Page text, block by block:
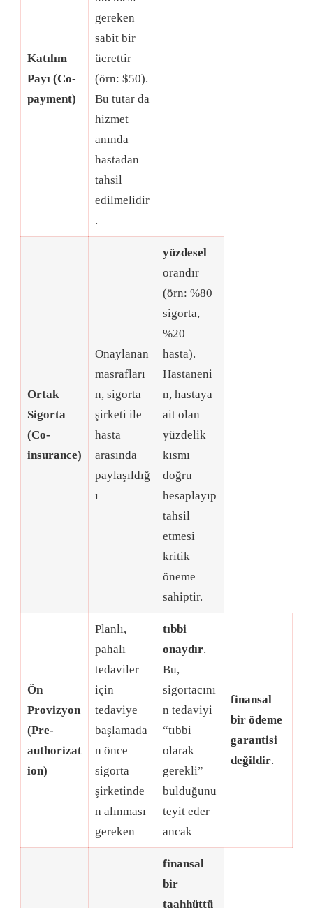
Katılım
Payı (Co-
payment)
gereken
sabit bir
ücrettir
(örn: $50).
Bu tutar da
hizmet
anında
hastadan
tahsil
edilmelidir
.
Ortak
Sigorta
(Co-
insurance)
Onaylanan
masrafları
n, sigorta
şirketi ile
hasta
arasında
paylaşıldığ
ı
yüzdesel
orandır
(örn: %80
sigorta,
%20
hasta).
Hastaneni
n, hastaya
ait olan
yüzdelik
kısmı
doğru
hesaplayıp
tahsil
etmesi
kritik
öneme
sahiptir.
Ön
Provizyon
(Pre-
authorizat
ion)
Planlı,
pahalı
tedaviler
için
tedaviye
başlamada
n önce
sigorta
şirketinde
n alınması
gereken
tıbbi
onaydır.
Bu,
sigortacını
n tedaviyi
“tıbbi
olarak
gerekli”
bulduğunu
teyit eder
ancak
finansal
bir ödeme
garantisi
değildir.
finansal
bir
taahhüttü